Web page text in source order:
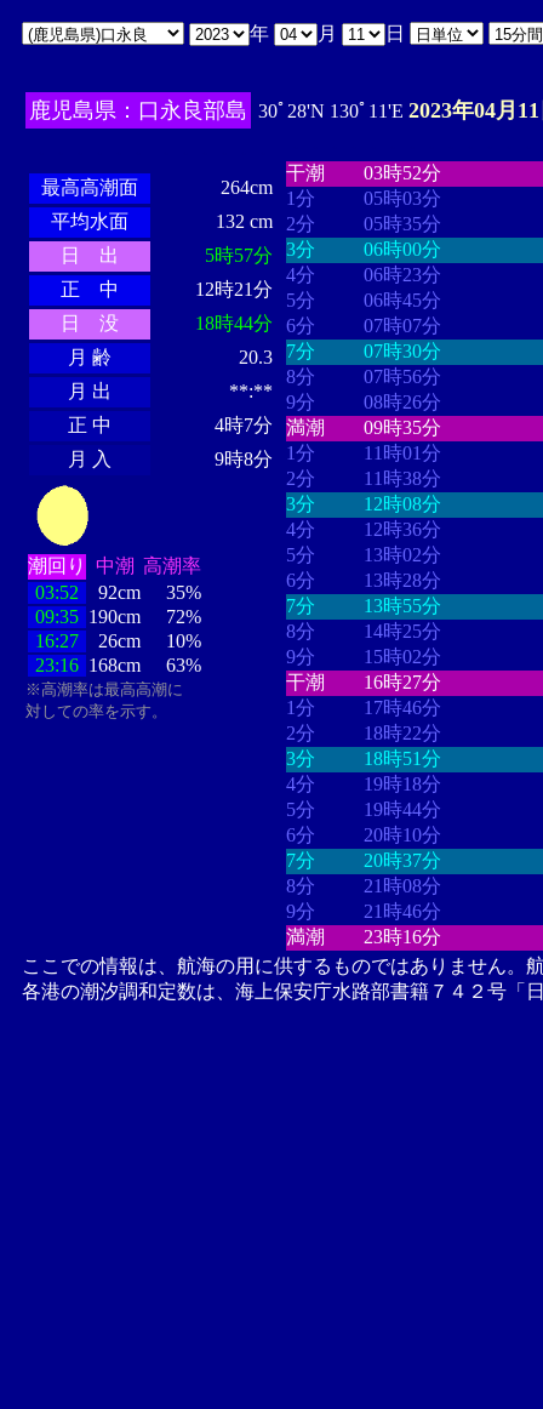
年 月 日
鹿児島県：口永良部島 30ﾟ28'N 130ﾟ11'E 2023年04月
最高高潮面
264cm
平均水面
132 cm
日 出
5時57分
正 中
12時21分
日 没
18時44分
月 齢
20.3
月 出
**:**
正 中
4時7分
月 入
9時8分
潮回り 中潮 高潮率
03:52
92cm
35%
09:35 190cm
72%
16:27
26cm
10%
23:16 168cm 63%
※高潮率は最高高潮に
対しての率を示す。
干潮
03時52分
1分
05時03分
2分
05時35分
3分
06時00分
4分
06時23分
5分
06時45分
6分
07時07分
7分
07時30分
8分
07時56分
9分
08時26分
満潮
09時35分
1分
11時01分
2分
11時38分
3分
12時08分
4分
12時36分
5分
13時02分
6分
13時28分
7分
13時55分
8分
14時25分
9分
15時02分
干潮
16時27分
1分
17時46分
2分
18時22分
3分
18時51分
4分
19時18分
5分
19時44分
6分
20時10分
7分
20時37分
8分
21時08分
9分
21時46分
満潮
23時16分
ここでの情報は、航海の用に供するものではありません。
各港の潮汐調和定数は、海上保安庁水路部書籍７４２号「